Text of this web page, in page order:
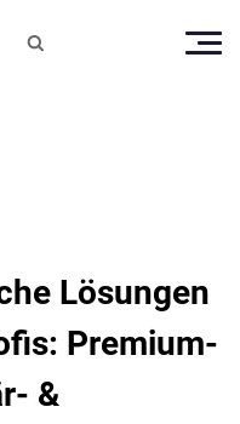

Lösungen
Premium-
&